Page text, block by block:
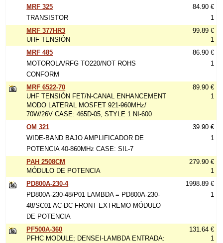
MRF 325
TRANSISTOR
84.90 €
1
MRF 377HR3
UHF TENSIÓN
99.89 €
1
MRF 485
MOTOROLA/RFG TO220/NOT ROHS
CONFORM
86.90 €
1
MRF 6522-70
UHF TENSIÓN FET/N-CANAL ENHANCEMENT
MODO LATERAL MOSFET 921-960MHz/
70W/26V CASE: 465D-05, STYLE 1 NI-600
89.90 €
1
OM 321
WIDE-BAND BAJO AMPLIFICADOR DE
POTENCIA 40-860MHz CASE: SIL-7
39.90 €
1
PAH 2508CM
MÓDULO DE POTENCIA
279.90 €
1
PD800A-230-4
PD800A-230-48/P01 LAMBDA = PD800A-230-
48/SC01 AC-DC FRONT EXTREMO MÓDULO
DE POTENCIA
1998.89 €
1
PF500A-360
PFHC MODULE; DENSEI-LAMBDA ENTRADA:
131.64 €
1